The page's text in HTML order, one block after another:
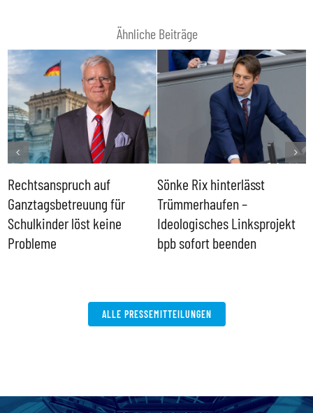
Ähnliche Beiträge
Rechtsanspruch auf
Ganztagsbetreuung für
Schulkinder löst keine
Probleme
Sönke Rix hinterlässt
Trümmerhaufen –
Ideologisches Linksprojekt
bpb sofort beenden
ALLE PRESSEMITTEILUNGEN